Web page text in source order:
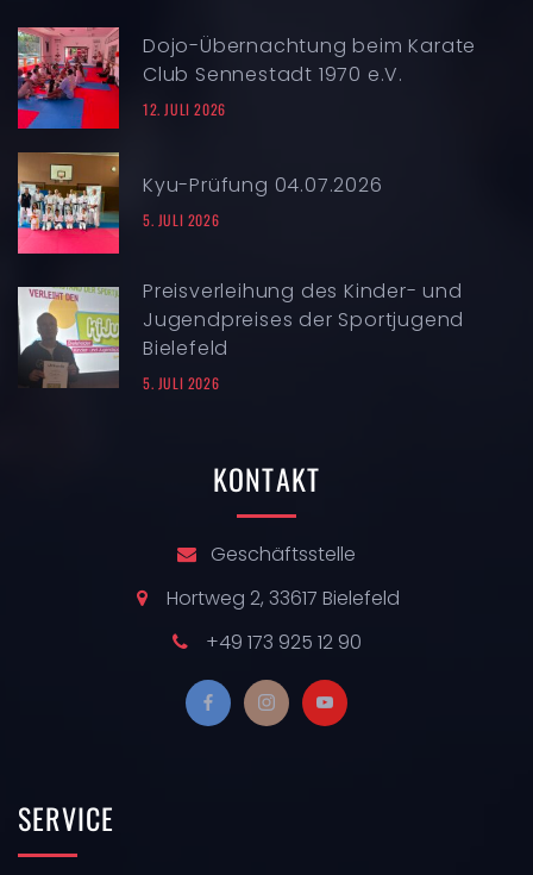
Dojo-Übernachtung beim Karate
Club Sennestadt 1970 e.V.
12. JULI 2026
Kyu-Prüfung 04.07.2026
5. JULI 2026
Preisverleihung des Kinder- und
Jugendpreises der Sportjugend
Bielefeld
5. JULI 2026
KONTAKT
Geschäftsstelle
Hortweg 2, 33617 Bielefeld
+49 173 925 12 90
SERVICE